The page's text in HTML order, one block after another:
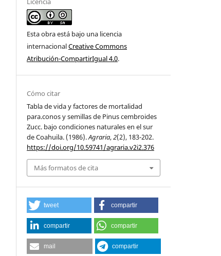
Esta obra está bajo una licencia
internacionalCreative Commons
Atribución-CompartirIgual 4.0.
Cómo citar
Tabla de vida y factores de mortalidad
para.conos y semillas de Pinus cembroides
Zucc. bajo condiciones naturales en el sur
de Coahuila. (1986).Agraria,2(2), 183-202.
https://doi.org/10.59741/agraria.v2i2.376
Más formatos de cita
tweet compartir
compartir compartir
mail compartir